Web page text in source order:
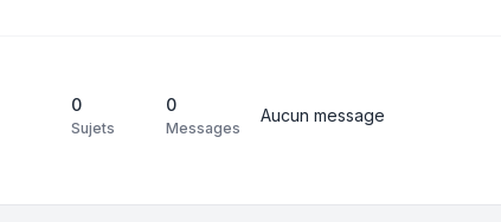
0
Sujets
0
Messages
Aucun message